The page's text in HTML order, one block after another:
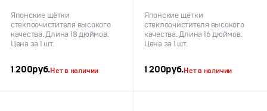
Японские щётки
стеклоочистителя высокого
качества. Длина 18 дюймов.
Цена за 1 шт.
1 200руб.Нет в наличии
Японские щётки
стеклоочистителя высокого
качества. Длина 16 дюймов.
Цена за 1 шт.
1 200руб.Нет в наличии